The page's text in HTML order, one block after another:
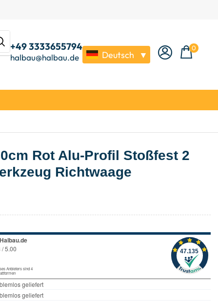
+49 3333655794
halbau@halbau.de Deutsch ▼
0
Rot Alu-Profil Stoßfest 2
Richtwaage